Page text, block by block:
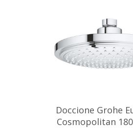
Doccione Grohe
Cosmopolitan 180